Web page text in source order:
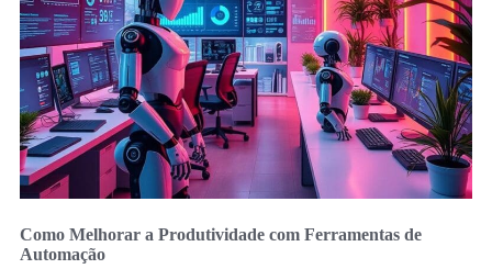
Como Melhorar a Produtividade com Ferramentas de
Automação